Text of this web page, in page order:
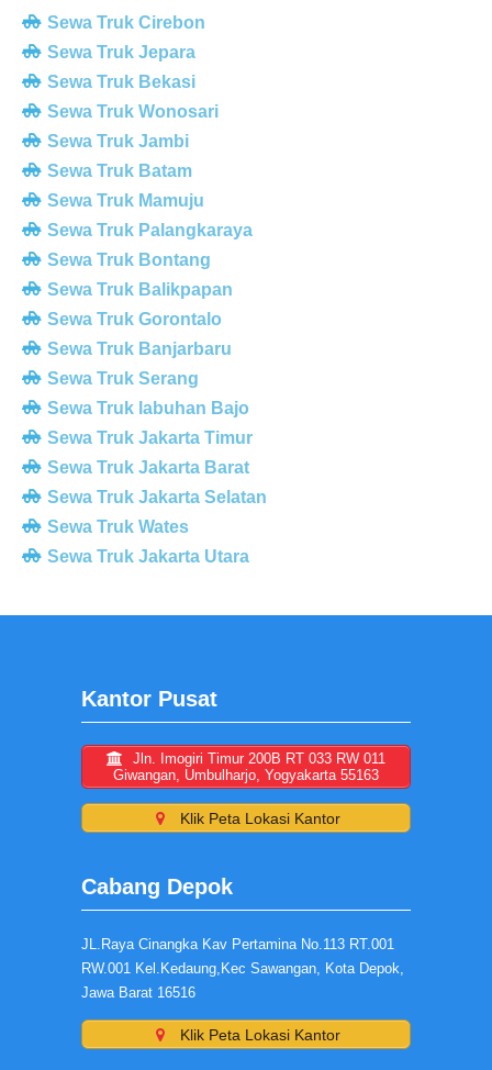
Sewa Truk Cirebon
Sewa Truk Jepara
Sewa Truk Bekasi
Sewa Truk Wonosari
Sewa Truk Jambi
Sewa Truk Batam
Sewa Truk Mamuju
Sewa Truk Palangkaraya
Sewa Truk Bontang
Sewa Truk Balikpapan
Sewa Truk Gorontalo
Sewa Truk Banjarbaru
Sewa Truk Serang
Sewa Truk labuhan Bajo
Sewa Truk Jakarta Timur
Sewa Truk Jakarta Barat
Sewa Truk Jakarta Selatan
Sewa Truk Wates
Sewa Truk Jakarta Utara
Kantor Pusat
Jln. Imogiri Timur 200B RT 033 RW 011
Giwangan, Umbulharjo, Yogyakarta 55163
Klik Peta Lokasi Kantor
Cabang Depok
JL.Raya Cinangka Kav Pertamina No.113 RT.001
RW.001 Kel.Kedaung,Kec Sawangan, Kota Depok,
Jawa Barat 16516
Klik Peta Lokasi Kantor